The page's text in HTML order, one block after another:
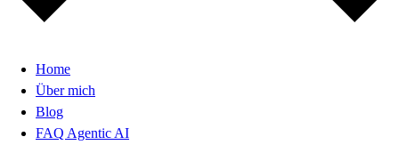
Home
Über mich
Blog
FAQ Agentic AI